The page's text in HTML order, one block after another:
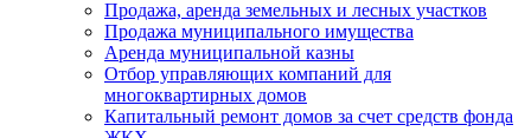
Продажа, аренда земельных и лесных участков
Продажа муниципального имущества
Аренда муниципальной казны
Отбор управляющих компаний для
многоквартирных домов
Капитальный ремонт домов за счет средств фонда